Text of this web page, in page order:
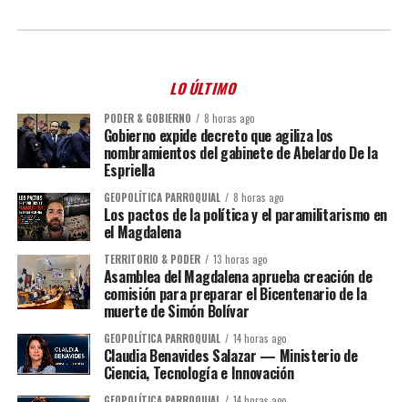
LO ÚLTIMO
PODER & GOBIERNO 8 horas ago
Gobierno expide decreto que agiliza los
nombramientos del gabinete de Abelardo De la
Espriella
GEOPOLÍTICA PARROQUIAL 8 horas ago
Los pactos de la política y el paramilitarismo en
el Magdalena
TERRITORIO & PODER 13 horas ago
Asamblea del Magdalena aprueba creación de
comisión para preparar el Bicentenario de la
muerte de Simón Bolívar
GEOPOLÍTICA PARROQUIAL 14 horas ago
Claudia Benavides Salazar — Ministerio de
Ciencia, Tecnología e Innovación